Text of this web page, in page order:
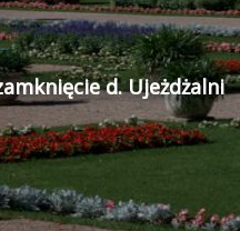
d. Ujeżdżalni